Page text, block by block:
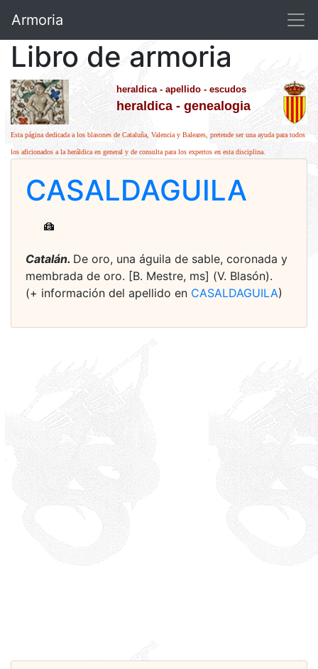
Armoria
Libro de armoria
heraldica - apellido - escudos
heraldica - genealogia
Esta página dedicada a los blasones de Cataluña, Valencia y Baleares, pretende ser una ayuda para todos
los aficionados a la heráldica en general y de consulta para los expertos en esta disciplina.
CASALDAGUILA
Catalán. De oro, una águila de sable, coronada y
membrada de oro. [B. Mestre, ms] (V. Blasón).
(+ información del apellido en CASALDAGUILA)